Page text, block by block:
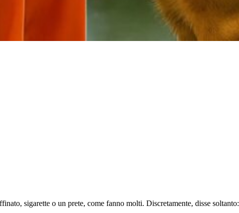
sigarette o un prete, come fanno molti. Discretamente, disse soltanto: